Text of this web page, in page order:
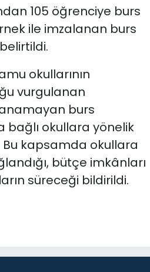
105 öğrenciye burs
ile imzalanan burs
okullarının
vurgulanan
burs
bağlı okullara yönelik
Bu kapsamda okullara
bütçe imkânları
süreceği bildirildi.